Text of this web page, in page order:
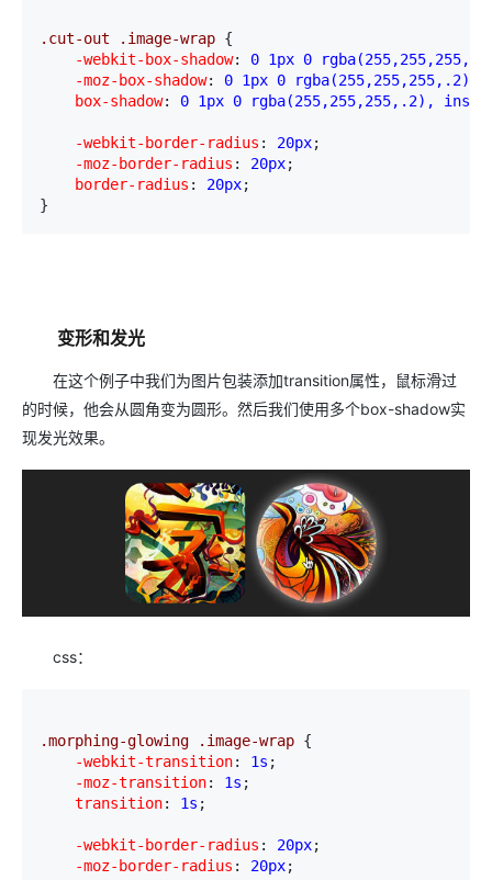
.cut-out .image-wrap {
    -webkit-box-shadow
:
0 1px 0
    -moz-box-shadow
:
0 1px 0
    box-shadow
: 0 1px 0 rgba(255,255,255,.2),
    -webkit-border-radius
: 20px;
    -moz-border-radius
: 20px;
    border-radius
: 20px;
}
变形和发光
在这个例子中我们为图片包装添加transition属性，鼠标滑过
的时候，他会从圆角变为圆形。然后我们使用多个box-shadow实
现发光效果。
css：
.morphing-glowing .image-wrap {
    -webkit-transition
: 1s ;
    -moz-transition
: 1s ;
    transition
: 1s ;
    -webkit-border-radius
: 20px;
    -moz-border-radius
: 20px;